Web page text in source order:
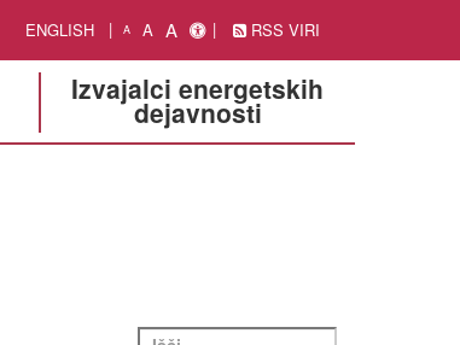
ENGLISH A A A RSS VIRI
Izvajalci energetskih
dejavnosti